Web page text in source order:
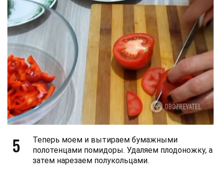
5
Теперь моем и вытираем бумажными
полотенцами помидоры. Удаляем плодоножку, а
затем нарезаем полукольцами.